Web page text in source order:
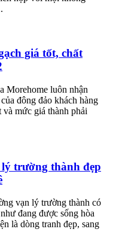
giá tốt, chất
Morehome luôn nhận
đông đảo khách hàng
mức giá thành phải
trường thành đẹp
vạn lý trường thành có
đang được sống hòa
là dòng tranh đẹp, sang